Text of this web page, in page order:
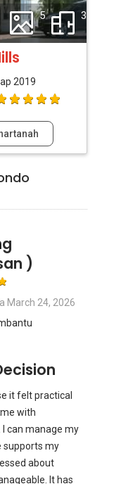
5 3
2019
)
March 24, 2026
it felt practical
with
can manage my
supports my
about
It has